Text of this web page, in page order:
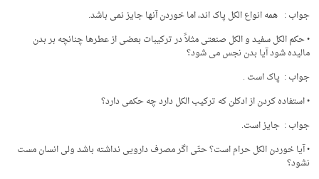
جواب : همه انواع الکل پاک اند، اما خوردن آنها جایز نمی باشد.
• حکم الکل سفید و الکل صنعتى مثلاً در ترکیبات بعضى از عطرها چنانچه بر بدن
مالیده شود آیا بدن نجس می شود؟
جواب : پاک است .
• استفاده کردن از ادکلن که ترکیب الکل دارد چه حکمى دارد؟
جواب : جایز است.
• آیا خوردن الکل حرام است؟ حتّی اگر مصرف دارویی نداشته باشد ولی انسان مست
نشود؟